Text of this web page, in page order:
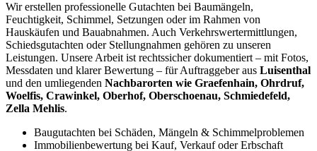
Wir erstellen professionelle Gutachten bei Baumängeln,
Feuchtigkeit, Schimmel, Setzungen oder im Rahmen von
Hauskäufen und Bauabnahmen. Auch Verkehrswertermittlungen,
Schiedsgutachten oder Stellungnahmen gehören zu unseren
Leistungen. Unsere Arbeit ist rechtssicher dokumentiert – mit Fotos,
Messdaten und klarer Bewertung – für Auftraggeber aus Luisenthal
und den umliegenden Nachbarorten wie Graefenhain, Ohrdruf,
Woelfis, Crawinkel, Oberhof, Oberschoenau, Schmiedefeld,
Zella Mehlis.
Baugutachten bei Schäden, Mängeln & Schimmelproblemen
Immobilienbewertung bei Kauf, Verkauf oder Erbschaft